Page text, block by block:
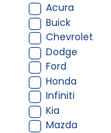
Acura
Buick
Chevrolet
Dodge
Ford
Honda
Infiniti
Kia
Mazda